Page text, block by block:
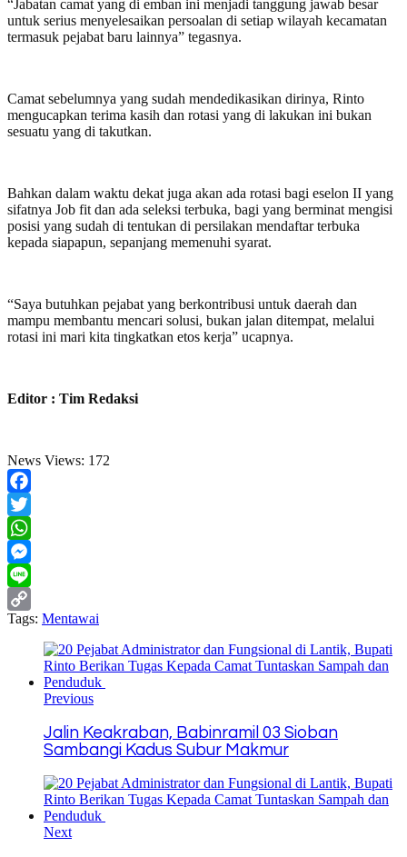
“Jabatan camat yang di emban ini menjadi tanggung jawab besar
untuk serius menyelesaikan persoalan di setiap wilayah kecamatan
termasuk pejabat baru lainnya” tegasnya.
Camat sebelumnya yang sudah mendedikasikan dirinya, Rinto
mengucapkan terima kasih dan rotasi yang di lakukan ini bukan
sesuatu yang di takutkan.
Bahkan dalam waktu dekat juga akan ada rotasi bagi eselon II yang
sifatnya Job fit dan ada seleksi terbuka, bagi yang berminat mengisi
posisi yang sudah di tentukan di persilakan mendaftar terbuka
kepada siapapun, sepanjang memenuhi syarat.
“Saya butuhkan pejabat yang berkontribusi untuk daerah dan
mampu membantu mencari solusi, bukan jalan ditempat, melalui
rotasi ini mari kita tingkatkan etos kerja” ucapnya.
Editor : Tim Redaksi
News Views: 172
Facebook
Twitter
WhatsApp
Messenger
Line
Copy
Tags: Mentawai
Previous
Jalin Keakraban, Babinramil 03 Sioban
Sambangi Kadus Subur Makmur
Next